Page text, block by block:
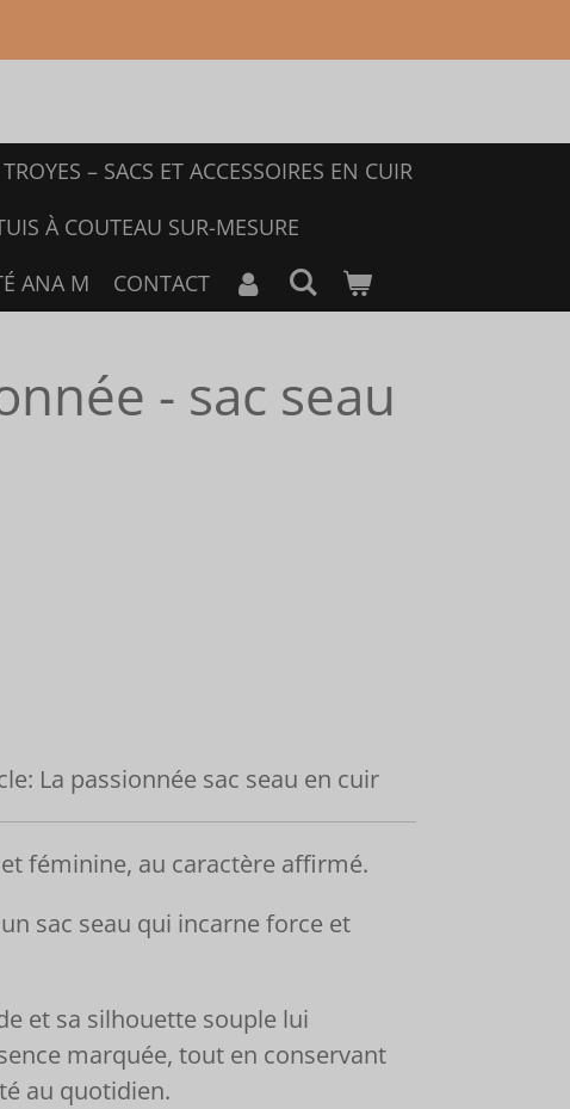
– SACS ET ACCESSOIRES EN CUIR
À COUTEAU SUR-MESURE
ANA M CONTACT
- sac seau
La passionnée sac seau en cuir
féminine, au caractère affirmé.
sac seau qui incarne force et
et sa silhouette souple lui
marquée, tout en conservant
au quotidien.